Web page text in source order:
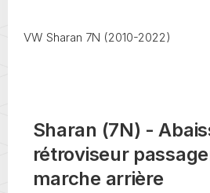
VW Sharan 7N (2010-2022)
Sharan (7N) -
rétroviseur
marche arrière